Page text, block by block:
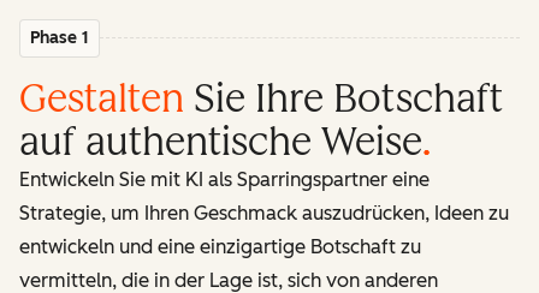
Phase 1
Gestalten Sie Ihre Botschaft
auf authentische Weise.
Entwickeln Sie mit KI als Sparringspartner eine
Strategie, um Ihren Geschmack auszudrücken, Ideen zu
entwickeln und eine einzigartige Botschaft zu
vermitteln, die in der Lage ist, sich von anderen